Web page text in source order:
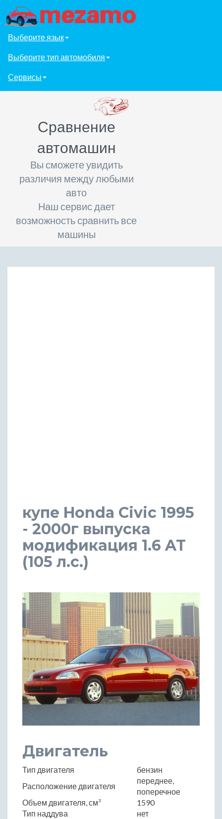
Выберите язык
Выберите тип автомобиля
Сервисы
Сравнение
автомашин
Вы сможете увидить
различия между любыми
авто
Наш сервис дает
возможность сравнить все
машины
купе Honda Civic 1995
- 2000г выпуска
модификация 1.6 AT
(105 л.с.)
Двигатель
Тип двигателя
бензин
Расположение двигателя
переднее,
поперечное
Объем двигателя, см³
1590
Тип наддува
нет